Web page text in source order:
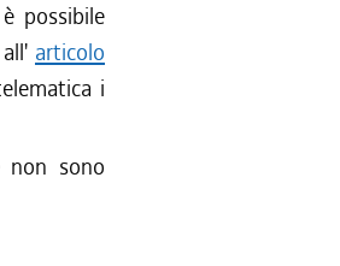
possibile
articolo
i
non sono